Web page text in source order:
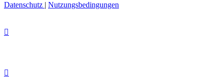
Datenschutz | Nutzungsbedingungen